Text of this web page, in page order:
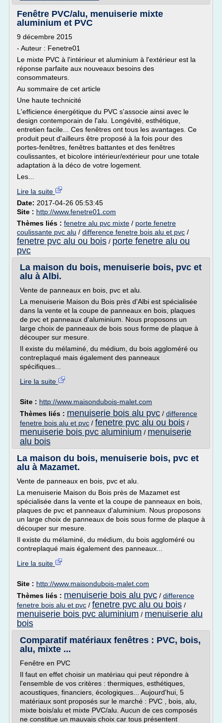
Fenêtre PVC/alu, menuiserie mixte
aluminium et PVC
9 décembre 2015
- Auteur : Fenetre01
Le mixte PVC à l'intérieur et aluminium à l'extérieur est la
réponse parfaite aux nouveaux besoins des
consommateurs.
Au sommaire de cet article
Une haute technicité
L'efficience énergétique du PVC s'associe ainsi avec le
design contemporain de l'alu. Longévité, esthétique,
entretien facile... Ces fenêtres ont tous les avantages. Ce
produit peut d'ailleurs être proposé à la fois pour des
portes-fenêtres, fenêtres battantes et des fenêtres
coulissantes, et bicolore intérieur/extérieur pour une totale
adaptation à la déco de votre logement.
Les...
Lire la suite
Date: 2017-04-26 05:53:45
Site : http://www.fenetre01.com
Thèmes liés : fenetre alu pvc mixte / porte fenetre
coulissante pvc alu / difference fenetre bois alu et pvc /
fenetre pvc alu ou bois / porte fenetre alu ou
pvc
La maison du bois, menuiserie bois, pvc et
alu à Albi.
Vente de panneaux en bois, pvc et alu.
La menuiserie Maison du Bois près d'Albi est spécialisée
dans la vente et la coupe de panneaux en bois, plaques
de pvc et panneaux d'aluminium. Nous proposons un
large choix de panneaux de bois sous forme de plaque à
découper sur mesure.
Il existe du mélaminé, du médium, du bois aggloméré ou
contreplaqué mais également des panneaux
spécifiques...
Lire la suite
Site : http://www.maisondubois-malet.com
Thèmes liés : menuiserie bois alu pvc / difference
fenetre bois alu et pvc / fenetre pvc alu ou bois /
menuiserie bois pvc aluminium / menuiserie
alu bois
La maison du bois, menuiserie bois, pvc et
alu à Mazamet.
Vente de panneaux en bois, pvc et alu.
La menuiserie Maison du Bois près de Mazamet est
spécialisée dans la vente et la coupe de panneaux en bois,
plaques de pvc et panneaux d'aluminium. Nous proposons
un large choix de panneaux de bois sous forme de plaque à
découper sur mesure.
Il existe du mélaminé, du médium, du bois aggloméré ou
contreplaqué mais également des panneaux...
Lire la suite
Site : http://www.maisondubois-malet.com
Thèmes liés : menuiserie bois alu pvc / difference
fenetre bois alu et pvc / fenetre pvc alu ou bois /
menuiserie bois pvc aluminium / menuiserie alu
bois
Comparatif matériaux fenêtres : PVC, bois,
alu, mixte ...
Fenêtre en PVC
Il faut en effet choisir un matériau qui peut répondre à
l'ensemble de vos critères : thermiques, esthétiques,
acoustiques, financiers, écologiques... Aujourd'hui, 5
matériaux sont proposés sur le marché : PVC , bois, alu,
mixte bois/alu et mixte PVC/alu. Aucun de ces composés
ne constitue un mauvais choix car tous présentent